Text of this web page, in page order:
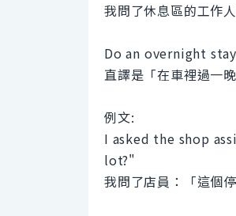
我問了休息區的工作
Do an overnight
直譯是「在車裡過一
例文:
I asked the shop
lot?"
我問了店員：「這個